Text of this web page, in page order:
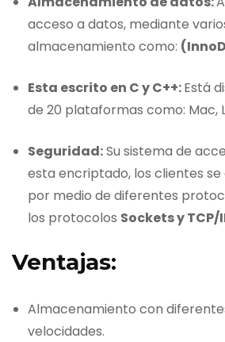
acceso a datos, mediante
almacenamiento como:
Esta escrito en C y C++:Está
de 20 plataformas como: Mac,
Seguridad:Su sistema de
esta encriptado, los clientes se
por medio de diferentes
los protocolos Sockets y TCP/
Ventajas:
Almacenamiento con
velocidades.